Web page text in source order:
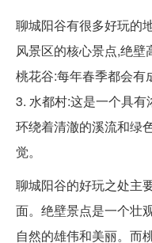
聊城阳谷有很多好玩的
风景区的核心景点,绝壁
桃花谷:每年春季都会有
3. 水都村:这是一个具
环绕着清澈的溪流和绿
觉。
聊城阳谷的好玩之处主
面。绝壁景点是一个壮
自然的雄伟和美丽。而